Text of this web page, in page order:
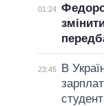
01:24
23:45
В